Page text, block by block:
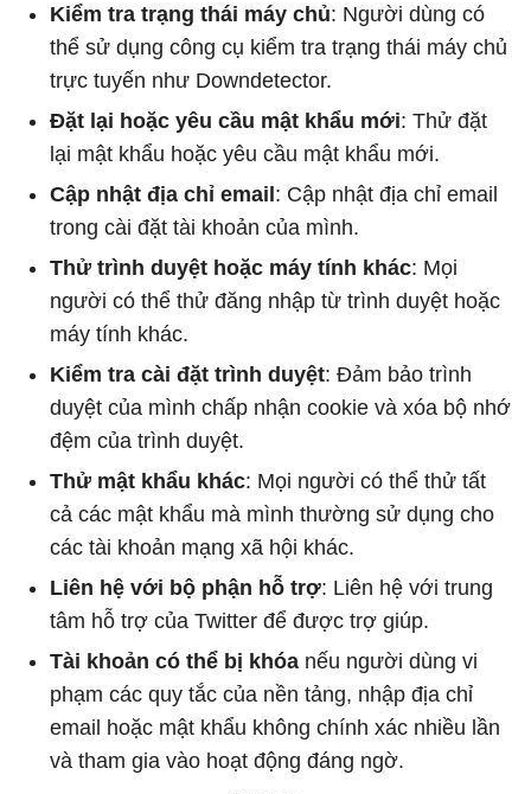
Kiểm tra trạng thái máy chủ: Người dùng có
thể sử dụng công cụ kiểm tra trạng thái máy chủ
trực tuyến như Downdetector.
Đặt lại hoặc yêu cầu mật khẩu mới: Thử đặt
lại mật khẩu hoặc yêu cầu mật khẩu mới.
Cập nhật địa chỉ email: Cập nhật địa chỉ email
trong cài đặt tài khoản của mình.
Thử trình duyệt hoặc máy tính khác: Mọi
người có thể thử đăng nhập từ trình duyệt hoặc
máy tính khác.
Kiểm tra cài đặt trình duyệt: Đảm bảo trình
duyệt của mình chấp nhận cookie và xóa bộ nhớ
đệm của trình duyệt.
Thử mật khẩu khác: Mọi người có thể thử tất
cả các mật khẩu mà mình thường sử dụng cho
các tài khoản mạng xã hội khác.
Liên hệ với bộ phận hỗ trợ: Liên hệ với trung
tâm hỗ trợ của Twitter để được trợ giúp.
Tài khoản có thể bị khóa nếu người dùng vi
phạm các quy tắc của nền tảng, nhập địa chỉ
email hoặc mật khẩu không chính xác nhiều lần
và tham gia vào hoạt động đáng ngờ.